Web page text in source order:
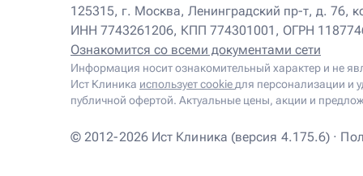
Пн – Вс 9.00 – 21.00
+7 (495) 174-74-74
Ист Клиника на Беляево
100 м
Москва, ул. Профсоюзная, д. 104
Пн – Вс 9.00 – 21.00
125315, г. Москва, Ленинградский пр-т, д. 76,
ИНН 7743261206, КПП 774301001, ОГРН
Ознакомится со всеми документами сети
Информация носит ознакомительный характер и не
Ист Клиника использует cookie для персонализации и
публичной офертой. Актуальные цены, акции и
© 2012-2026 Ист Клиника (версия 4.175.6) ·